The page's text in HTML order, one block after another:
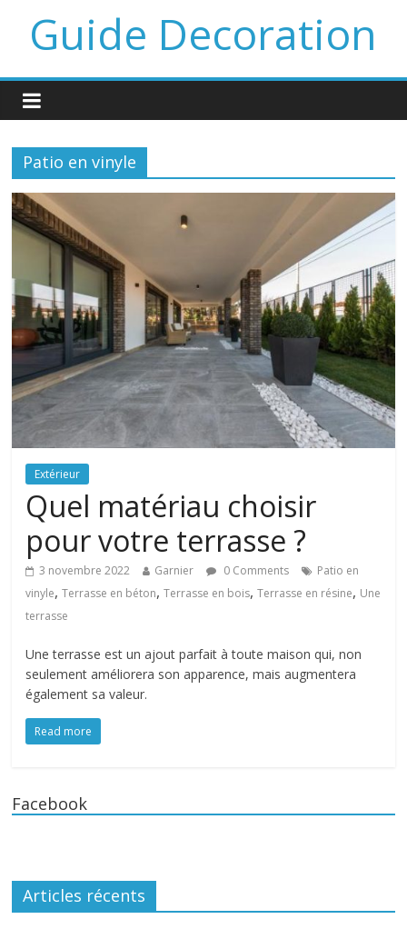
Guide Decoration
Patio en vinyle
Extérieur
Quel matériau choisir
pour votre terrasse ?
3 novembre 2022 Garnier 0 Comments
Patio en
vinyle,Terrasse en béton,Terrasse en bois,Terrasse en résine, Une
terrasse
Une terrasse est un ajout parfait à toute maison qui, non
seulement améliorera son apparence, mais augmentera
également sa valeur.
Read more
Facebook
Articles récents